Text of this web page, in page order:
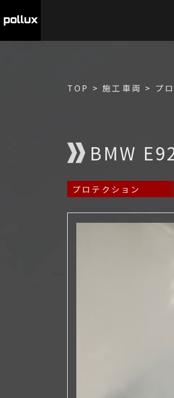
TOP >施工車両 > プ
BMW
プロテクション